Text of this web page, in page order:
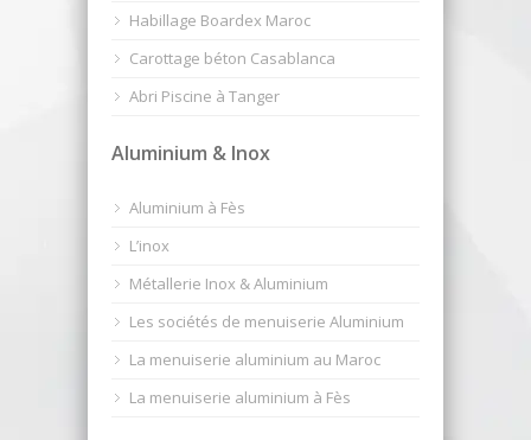
Habillage Boardex Maroc
Carottage béton Casablanca
Abri Piscine à Tanger
Aluminium & Inox
Aluminium à Fès
L’inox
Métallerie Inox & Aluminium
Les sociétés de menuiserie Aluminium
La menuiserie aluminium au Maroc
La menuiserie aluminium à Fès